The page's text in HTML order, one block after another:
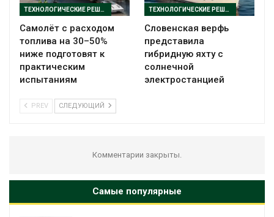
ТЕХНОЛОГИЧЕСКИЕ РЕШЕНИЯ
Самолёт с расходом
топлива на 30–50%
ниже подготовят к
практическим
испытаниям
ТЕХНОЛОГИЧЕСКИЕ РЕШЕНИЯ
Словенская верфь
представила
гибридную яхту с
солнечной
электростанцией
PREV СЛЕДУЮЩИЙ
Комментарии закрыты.
Самые популярные